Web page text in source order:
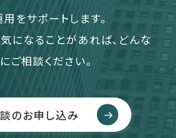
をサポートします。
になることがあれば、どんな
ご相談ください。
のお申し込み